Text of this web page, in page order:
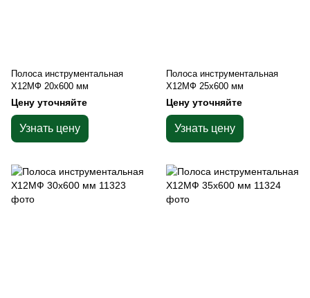
Полоса инструментальная
Х12МФ 20х600 мм
Цену уточняйте
Узнать цену
Полоса инструментальная
Х12МФ 25х600 мм
Цену уточняйте
Узнать цену